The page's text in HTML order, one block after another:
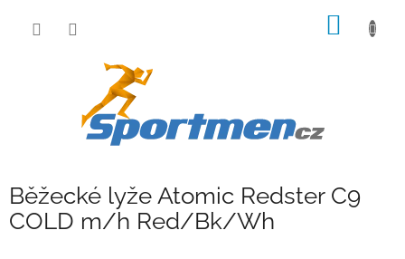
Běžecké lyže Atomic Redster C9
COLD m/h Red/Bk/Wh